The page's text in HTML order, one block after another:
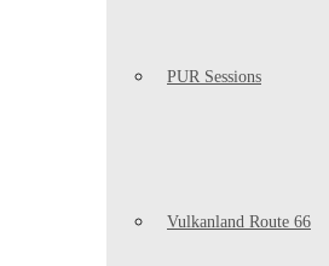
PUR Sessions
Vulkanland Route 66